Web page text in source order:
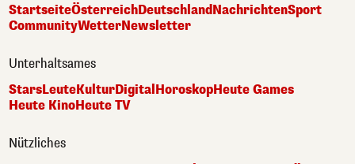
StartseiteÖsterreichDeutschlandNachrichtenSport
CommunityWetterNewsletter
Unterhaltsames
StarsLeuteKulturDigitalHoroskopHeute Games
Heute KinoHeute TV
Nützliches